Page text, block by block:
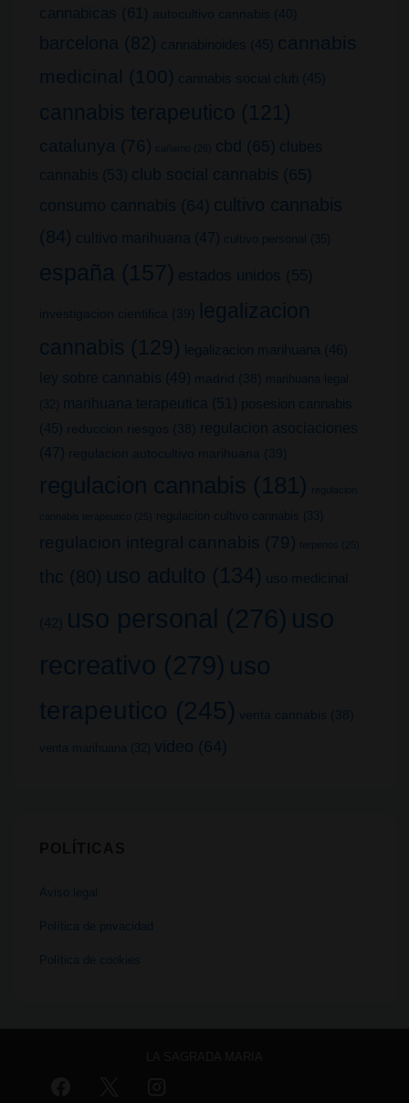
cannabicas (61) autocultivo cannabis (40)
barcelona (82) cannabinoides (45) cannabis
medicinal (100) cannabis social club (45)
cannabis terapeutico (121)
catalunya (76) cañamo (26) cbd (65) clubes
cannabis (53) club social cannabis (65)
consumo cannabis (64) cultivo cannabis
(84) cultivo marihuana (47) cultivo personal (35)
españa (157) estados unidos (55)
investigacion cientifica (39)
legalizacion
cannabis (129) legalizacion marihuana (46)
ley sobre cannabis (49) madrid (38)
marihuana legal
(32)
marihuana terapeutica (51) posesion cannabis
(45) reduccion riesgos (38)
regulacion asociaciones
(47) regulacion autocultivo marihuana (39)
regulacion cannabis (181) regulacion
cannabis terapeutico (25) regulacion cultivo cannabis (33)
regulacion integral cannabis (79) terpenos (25)
thc (80) uso adulto (134) uso medicinal
(42) uso personal (276) uso
recreativo (279) uso
terapeutico (245) venta cannabis (38)
venta marihuana (32) video (64)
Aviso legal
Política de privacidad
Política de cookies